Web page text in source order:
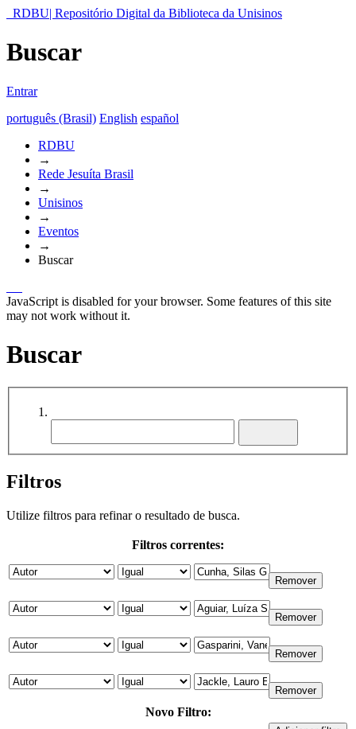
RDBU| Repositório Digital da Biblioteca da Unisinos
Buscar
Entrar
português (Brasil) English español
RDBU
→
Rede Jesuíta Brasil
→
Unisinos
→
Eventos
→
Buscar
JavaScript is disabled for your browser. Some features of this site
may not work without it.
Buscar
Filtros
Utilize filtros para refinar o resultado de busca.
Filtros correntes:
Novo Filtro: